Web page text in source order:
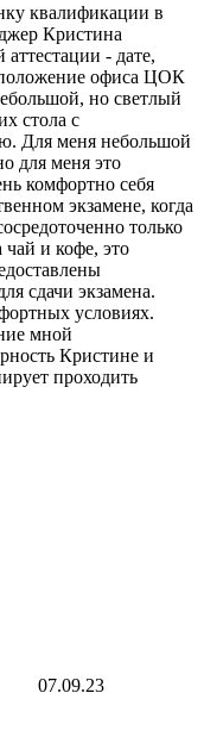
квалификации в
Кристина
- дате,
офиса ЦОК
но светлый
стола с
Для меня небольшой
для меня это
комфортно себя
экзамене, когда
только
и кофе, это
сдачи экзамена.
условиях.
мной
Кристине и
проходить
07.09.23